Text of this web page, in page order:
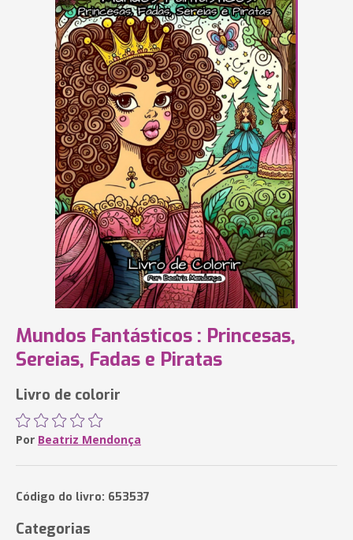
Mundos Fantásticos : Princesas,
Sereias, Fadas e Piratas
Livro de colorir
Por Beatriz Mendonça
Código do livro: 653537
Categorias